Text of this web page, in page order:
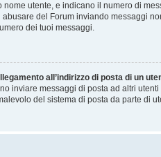
nome utente, e indicano il numero di
del Forum inviando messaggi
dei tuoi messaggi.
all’indirizzo di posta di un
inviare messaggi di posta ad altri
del sistema di posta da parte di